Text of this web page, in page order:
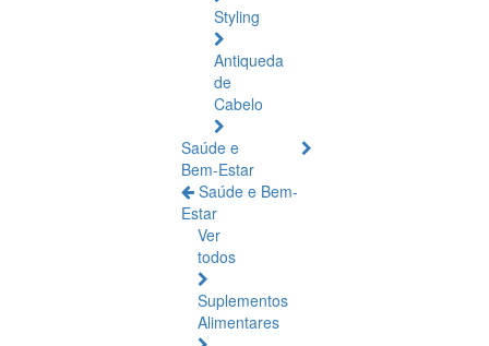
Styling
Antiqueda
de
Cabelo
Saúde e
Bem-Estar
Saúde e Bem-
Estar
Ver
todos
Suplementos
Alimentares